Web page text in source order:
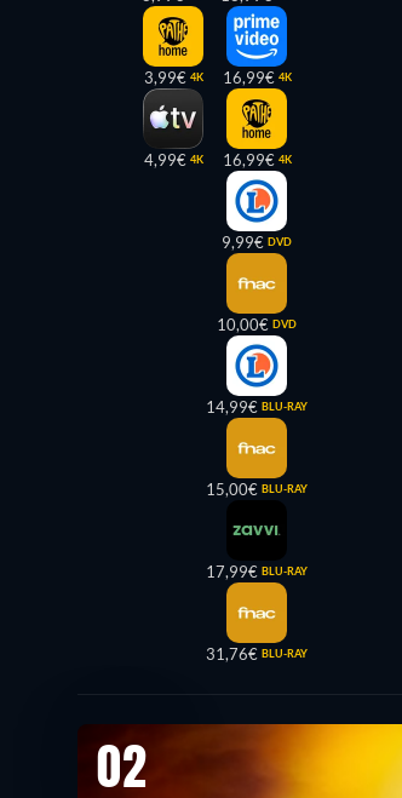
3,99€ 4K
4,99€ 4K
16,99€ 4K
16,99€ 4K
9,99€ DVD
10,00€ DVD
14,99€ BLU-RAY
15,00€ BLU-RAY
17,99€ BLU-RAY
31,76€ BLU-RAY
02